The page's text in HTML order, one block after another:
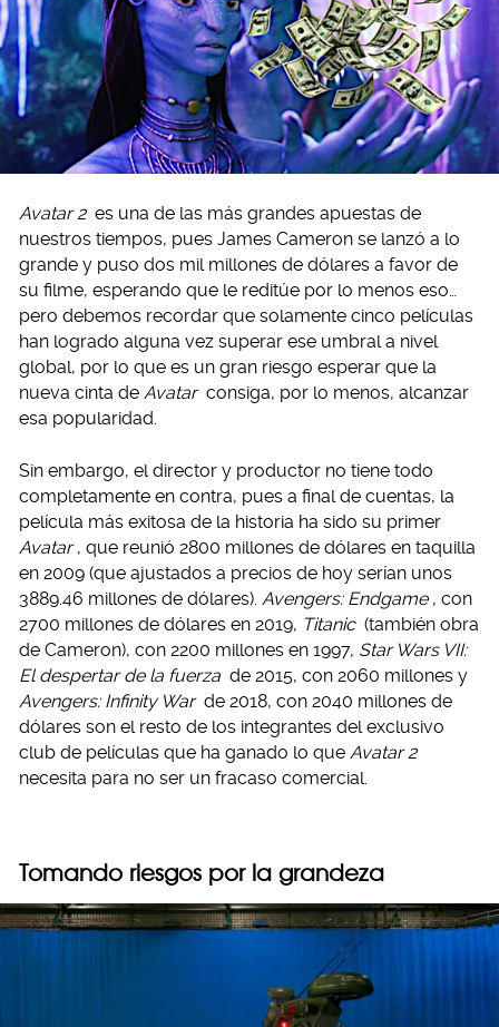
Avatar 2 es una de las más grandes apuestas de
nuestros tiempos, pues James Cameron se lanzó a lo
grande y puso dos mil millones de dólares a favor de
su filme, esperando que le reditúe por lo menos eso…
pero debemos recordar que solamente cinco películas
han logrado alguna vez superar ese umbral a nivel
global, por lo que es un gran riesgo esperar que la
nueva cinta de Avatar consiga, por lo menos, alcanzar
esa popularidad.
Sin embargo, el director y productor no tiene todo
completamente en contra, pues a final de cuentas, la
película más exitosa de la historia ha sido su primer
Avatar , que reunió 2800 millones de dólares en taquilla
en 2009 (que ajustados a precios de hoy serían unos
3889.46 millones de dólares). Avengers: Endgame , con
2700 millones de dólares en 2019, Titanic (también obra
de Cameron), con 2200 millones en 1997, Star Wars VII:
El despertar de la fuerza de 2015, con 2060 millones y
Avengers: Infinity War de 2018, con 2040 millones de
dólares son el resto de los integrantes del exclusivo
club de películas que ha ganado lo que Avatar 2
necesita para no ser un fracaso comercial.
Tomando riesgos por la grandeza